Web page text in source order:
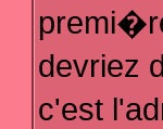
devriez
c'est